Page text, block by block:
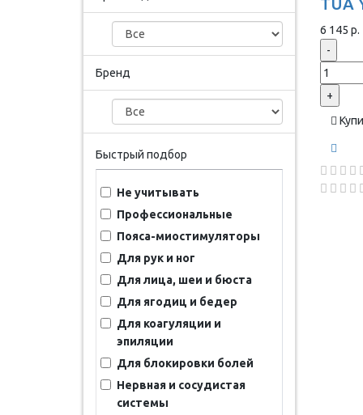
Бренд
Быстрый подбор
Не учитывать
Профессиональные
Пояса-миостимуляторы
Для рук и ног
Для лица, шеи и бюста
Для ягодиц и бедер
Для коагуляции и
эпиляции
Для блокировки болей
Нервная и сосудистая
системы
6 145 р.
-
+